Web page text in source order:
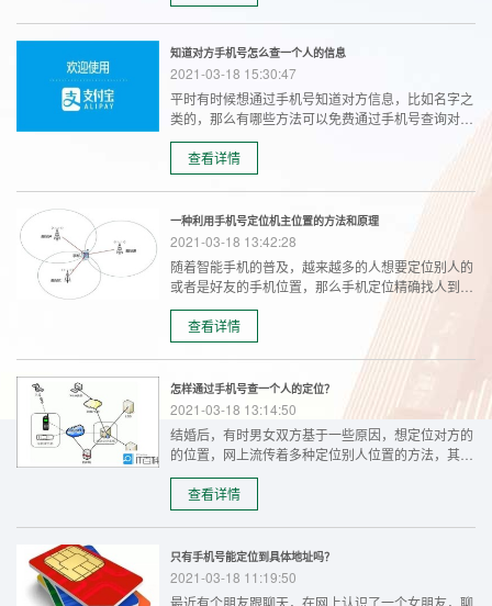
知道对方手机号怎么查一个人的信息
2021-03-18 15:30:47
平时有时候想通过手机号知道对方信息，比如名字之
类的，那么有哪些方法可以免费通过手机号查询对方
的基础信息呢？
查看详情
一种利用手机号定位机主位置的方法和原理
2021-03-18 13:42:28
随着智能手机的普及，越来越多的人想要定位别人的
或者是好友的手机位置，那么手机定位精确找人到底
靠不靠谱呢？今天就为大家分析下手机定位软件实现
号码定位的原理和方法。
查看详情
怎样通过手机号查一个人的定位？
2021-03-18 13:14:50
结婚后，有时男女双方基于一些原因，想定位对方的
的位置，网上流传着多种定位别人位置的方法，其中
包括输入手机号定位别人，手机号定位软件免费等字
样，这些方法是真的吗？合法可行吗？应该怎么样正
确定位别人位置呢？
查看详情
只有手机号能定位到具体地址吗？
2021-03-18 11:19:50
最近有个朋友跟聊天，在网上认识了一个女朋友，聊